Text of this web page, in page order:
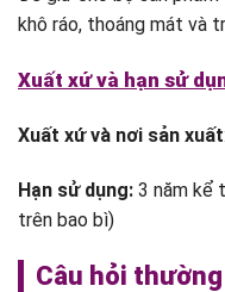
khô ráo, thoáng mát và
Xuất xứ và hạn sử
Xuất xứ và nơi sản xuất
Hạn sử dụng: 3 năm kể
trên bao bì)
Câu hỏi